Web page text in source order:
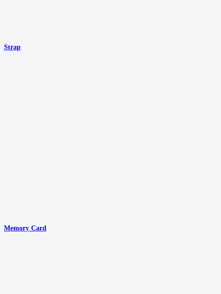
Strap
Memory Card